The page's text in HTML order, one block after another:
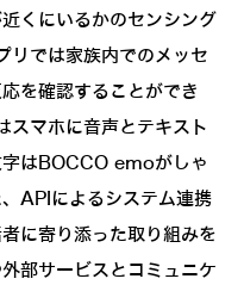
くにいるかのセンシング
では家族内でのメッセ
を確認することができ
マホに音声とテキスト
字はBOCCO emoがしゃ
APIによるシステム連携
に寄り添った取り組みを
部サービスとコミュニケ